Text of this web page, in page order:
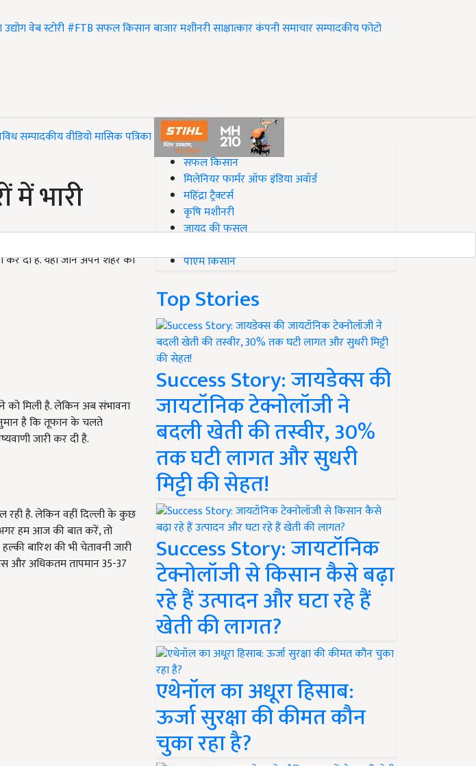
उद्योगवेब स्टोरी#FTBसफल किसानबाजारमशीनरीसाक्षात्कारकंपनी समाचारसम्पादकीयफोटो
सम्पादकीयवीडियोमासिक पत्रिका
भारी
कर दी है. यहां जानें अपने शहर का
को मिली है. लेकिन अब संभावना
है कि तूफान के चलते
जारी कर दी है.
रही है. लेकिन वहीं दिल्ली के कुछ
अगर हम आज की बात करें, तो
बारिश की भी चेतावनी जारी
और अधिकतम तापमान 35-37
#Top on Krishi Jagran
सफल किसान
मिलेनियर फार्मर ऑफ इंडिया अवॉर्ड
महिंद्रा ट्रैक्टर्स
कृषि मशीनरी
जायद की फसल
पीएम किसान
Top Stories
Success Story: जायडेक्स की
जायटॉनिक टेक्नोलॉजी ने
बदली खेती की तस्वीर, 30%
तक घटी लागत और सुधरी
मिट्टी की सेहत!
Success Story: जायटॉनिक
टेक्नोलॉजी से किसान कैसे बढ़ा
रहे हैं उत्पादन और घटा रहे हैं
खेती की लागत?
एथेनॉल का अधूरा हिसाब:
ऊर्जा सुरक्षा की कीमत कौन
चुका रहा है?